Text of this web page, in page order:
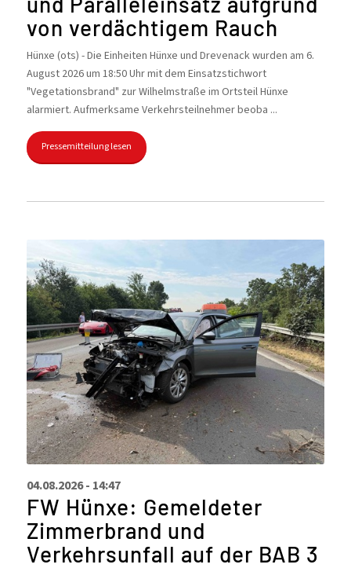
von verdächtigem Rauch
Hünxe (ots) - Die Einheiten Hünxe und Drevenack wurden am 6.
August 2026 um 18:50 Uhr mit dem Einsatzstichwort
"Vegetationsbrand" zur Wilhelmstraße im Ortsteil Hünxe
alarmiert. Aufmerksame Verkehrsteilnehmer beoba ...
Pressemitteilung lesen
04.08.2026 - 14:47
FW Hünxe: Gemeldeter
Zimmerbrand und
Verkehrsunfall auf der BAB 3